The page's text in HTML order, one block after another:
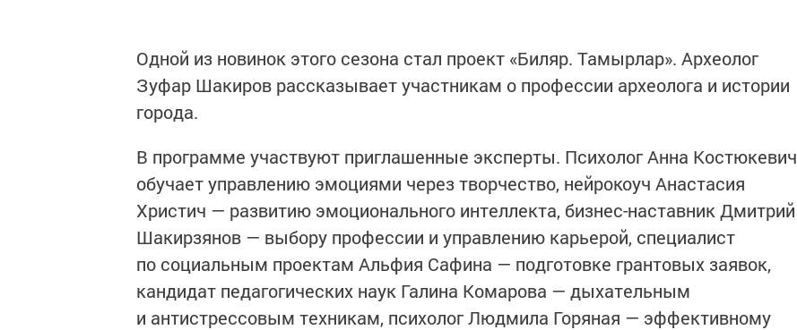
Одной из новинок этого сезона стал проект «Биляр. Тамырлар». Археолог
Зуфар Шакиров рассказывает участникам о профессии археолога и истории
города.
В программе участвуют приглашенные эксперты. Психолог Анна Костюкевич
обучает управлению эмоциями через творчество, нейрокоуч Анастасия
Христич — развитию эмоционального интеллекта, бизнес-наставник Дмитрий
Шакирзянов — выбору профессии и управлению карьерой, специалист
по социальным проектам Альфия Сафина — подготовке грантовых заявок,
кандидат педагогических наук Галина Комарова — дыхательным
и антистрессовым техникам, психолог Людмила Горяная — эффективному